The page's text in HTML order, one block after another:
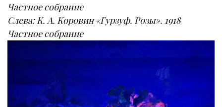
Частное собрание
Слева: К. А. Коровин «Гурзуф. Розы». 1918
Частное собрание